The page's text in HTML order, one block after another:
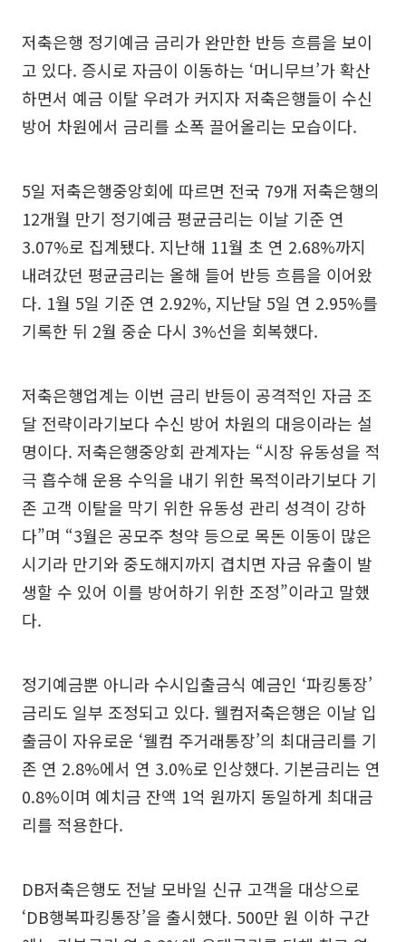
저축은행 정기예금 금리가 완만한 반등 흐름을 보이
고 있다. 증시로 자금이 이동하는 ‘머니무브’가 확산
하면서 예금 이탈 우려가 커지자 저축은행들이 수신
방어 차원에서 금리를 소폭 끌어올리는 모습이다.
5일 저축은행중앙회에 따르면 전국 79개 저축은행의
12개월 만기 정기예금 평균금리는 이날 기준 연
3.07%로 집계됐다. 지난해 11월 초 연 2.68%까지
내려갔던 평균금리는 올해 들어 반등 흐름을 이어왔
다. 1월 5일 기준 연 2.92%, 지난달 5일 연 2.95%를
기록한 뒤 2월 중순 다시 3%선을 회복했다.
저축은행업계는 이번 금리 반등이 공격적인 자금 조
달 전략이라기보다 수신 방어 차원의 대응이라는 설
명이다. 저축은행중앙회 관계자는 “시장 유동성을 적
극 흡수해 운용 수익을 내기 위한 목적이라기보다 기
존 고객 이탈을 막기 위한 유동성 관리 성격이 강하
다”며 “3월은 공모주 청약 등으로 목돈 이동이 많은
시기라 만기와 중도해지까지 겹치면 자금 유출이 발
생할 수 있어 이를 방어하기 위한 조정”이라고 말했
다.
정기예금뿐 아니라 수시입출금식 예금인 ‘파킹통장’
금리도 일부 조정되고 있다. 웰컴저축은행은 이날 입
출금이 자유로운 ‘웰컴 주거래통장’의 최대금리를 기
존 연 2.8%에서 연 3.0%로 인상했다. 기본금리는 연
0.8%이며 예치금 잔액 1억 원까지 동일하게 최대금
리를 적용한다.
DB저축은행도 전날 모바일 신규 고객을 대상으로
‘DB행복파킹통장’을 출시했다. 500만 원 이하 구간